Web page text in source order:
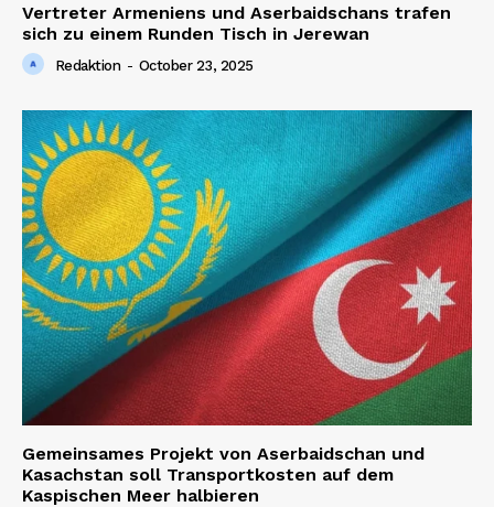
Vertreter Armeniens und Aserbaidschans trafen
sich zu einem Runden Tisch in Jerewan
Redaktion - October 23, 2025
Gemeinsames Projekt von Aserbaidschan und
Kasachstan soll Transportkosten auf dem
Kaspischen Meer halbieren